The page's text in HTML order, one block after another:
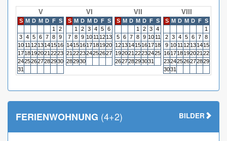
V
S M D M D F S
1
2
3 4 5 6 7 8 9
10 11 1213141516
1718192021 2223
24252627282930
31
VI
S M D M D F S
1
2 3 4 5 6
7 8 9 10 11 1213
14151617181920
21 222324252627
282930
VII
S M D M D F S
1
2 3 4
5 6 7 8 9 10 11
12131415161718
192021 22232425
262728293031
VIII
S M D M D F S
1
2 3 4 5 6 7 8
9 10 11 12131415
161718192021 22
23242526272829
3031
FERIENWOHNUNG (4+2) BILDER